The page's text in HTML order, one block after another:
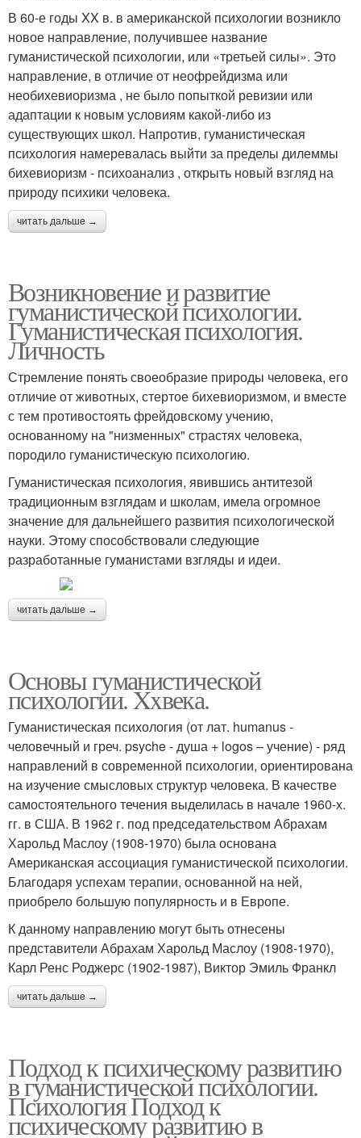
В 60-е годы XX в. в американской психологии возникло
новое направление, получившее название
гуманистической психологии, или «третьей силы». Это
направление, в отличие от неофрейдизма или
необихевиоризма , не было попыткой ревизии или
адаптации к новым условиям какой-либо из
существующих школ. Напротив, гуманистическая
психология намеревалась выйти за пределы дилеммы
бихевиоризм - психоанализ , открыть новый взгляд на
природу психики человека.
читать дальше →
Возникновение и развитие
гуманистической психологии.
Гуманистическая психология.
Личность
Стремление понять своеобразие природы человека, его
отличие от животных, стертое бихевиоризмом, и вместе
с тем противостоять фрейдовскому учению,
основанному на "низменных" страстях человека,
породило гуманистическую психологию.
Гуманистическая психология, явившись антитезой
традиционным взглядам и школам, имела огромное
значение для дальнейшего развития психологической
науки. Этому способствовали следующие
разработанные гуманистами взгляды и идеи.
читать дальше →
Основы гуманистической
психологии. Xxвека.
Гуманистическая психология (от лат. humanus -
человечный и греч. psyche - душа + logos – учение) - ряд
направлений в современной психологии, ориентирована
на изучение смысловых структур человека. В качестве
самостоятельного течения выделилась в начале 1960-х.
гг. в США. В 1962 г. под председательством Абрахам
Харольд Маслоу (1908-1970) была основана
Американская ассоциация гуманистической психологии.
Благодаря успехам терапии, основанной на ней,
приобрело большую популярность и в Европе.
К данному направлению могут быть отнесены
представители Абрахам Харольд Маслоу (1908-1970),
Карл Ренс Роджерс (1902-1987), Виктор Эмиль Франкл
читать дальше →
Подход к психическому развитию
в гуманистической психологии.
Психология Подход к
психическому развитию в